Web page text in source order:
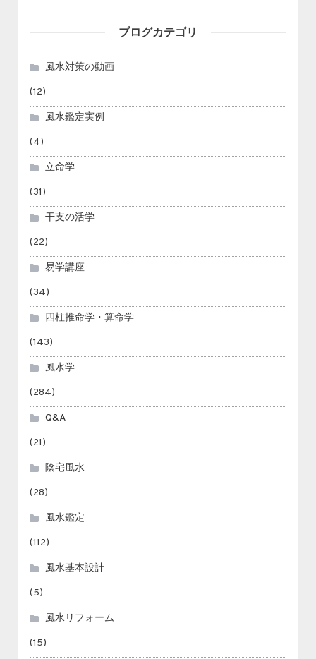
ブログカテゴリ
風水対策の動画
(12)
風水鑑定実例
(4)
立命学
(31)
干支の活学
(22)
易学講座
(34)
四柱推命学・算命学
(143)
風水学
(284)
Q&A
(21)
陰宅風水
(28)
風水鑑定
(112)
風水基本設計
(5)
風水リフォーム
(15)